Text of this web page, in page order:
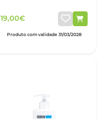
19,00€
Produto com validade 31/03/2028